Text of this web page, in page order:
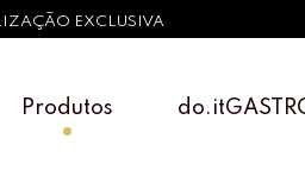
EXCLUSIVA
Produtos